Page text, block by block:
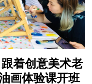
跟着创意美术老
画体验课开班